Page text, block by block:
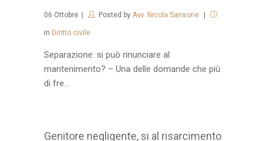
06 Ottobre Posted by Avv. Nicola Sansone
in Diritto civile
Separazione: si può rinunciare al
mantenimento? – Una delle domande che più
di fre...
Genitore negligente, si al risarcimento